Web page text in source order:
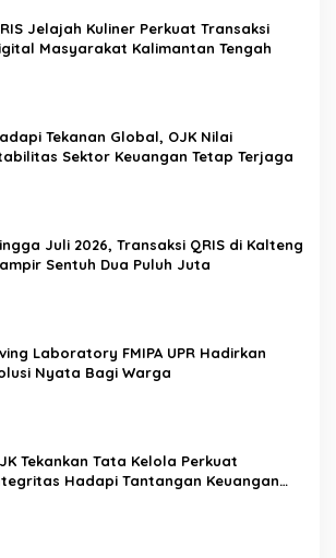
Jelajah Kuliner Perkuat Transaksi
Masyarakat Kalimantan Tengah
Tekanan Global, OJK Nilai
Sektor Keuangan Tetap Terjaga
Juli 2026, Transaksi QRIS di Kalteng
Sentuh Dua Puluh Juta
Laboratory FMIPA UPR Hadirkan
Nyata Bagi Warga
Tekankan Tata Kelola Perkuat
Hadapi Tantangan Keuangan